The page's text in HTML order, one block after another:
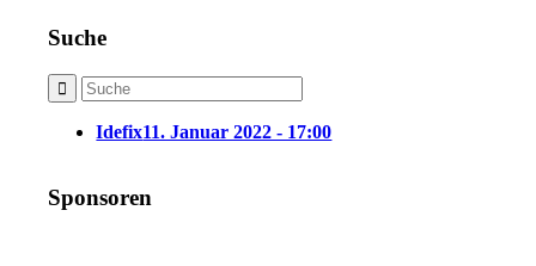
Suche
Idefix11. Januar 2022 - 17:00
Sponsoren